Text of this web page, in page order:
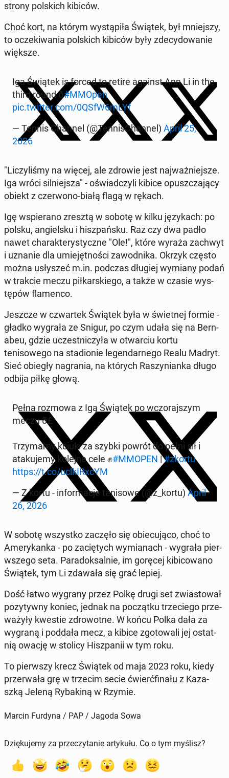
strony pol­s­kich kibiców.
Choć kort, na którym wys­tąpiła Świątek, był mniejszy,
to oczeki­wa­nia pol­s­kich kibiców były zde­cy­dowanie
większe.
Iga Świątek is forced to retire against Ann Li in the
third round ð#MMOpen
pic.twitter.com/0QSfW6mLYf
— Tennis Channel (@Ten­nis­Chan­nel) April 25,
2026
"Liczyliśmy na więcej, ale zdrowie jest na­jważniejsze.
Iga wróci sil­niejsza" - oświad­czyli kibice opuszcza­ją­cy
obiekt z cz­er­wono-białą flagą w rękach.
Igę wspier­a­no zresztą w sobotę w kilku językach: po
polsku, ang­iel­sku i hisz­pańsku. Raz czy dwa padło
nawet charak­terysty­czne "Ole!", które wyraża zachwyt
i uznanie dla umiejęt­noś­ci za­wod­ni­ka. Okrzyk często
można usłyszeć m.in. podczas długiej wymiany podań
w trakcie meczu piłkarskiego, a także w czasie wys­
tępów fla­men­co.
Jeszcze w czwartek Świątek była w świet­nej formie -
gładko wygrała ze Snigur, po czym udała się na Bern­
abeu, gdzie uczest­niczyła w ot­war­ciu kortu
tenisowego na sta­dion­ie leg­en­darnego Realu Madryt.
Sieć obiegły na­gra­nia, na których Raszy­ni­an­ka długo
odbija piłkę głową.
Pełna rozmowa z Igą Świątek po wc­zo­ra­jszym
meczu ð£️
Trzy­mamy kciuki za szybki powrót do pełni sił i
ataku­je­my kolejne cele ✊#MMOPEN |#zkortu
https://t.co/uclkIRx­cYM
— Z kortu - in­for­ma­c­je tenisowe (@z_kortu)April
26, 2026
W sobotę wszys­tko zaczęło się obiecu­ją­co, choć to
Amerykan­ka - po zacię­tych wymi­anach - wygrała pier­
wszego seta. Paradok­sal­nie, im goręcej kibi­cow­ano
Świątek, tym Li zdawała się grać lepiej.
Dość łatwo wygrany przez Polkę drugi set zwias­tował
pozy­ty­wny koniec, jednak na początku trze­ciego prze­
ważyły kwestie zdrowotne. W końcu Polka dała za
wygraną i poddała mecz, a kibice zgo­towali jej os­tat­
nią owację w stolicy Hisz­panii w tym roku.
To pier­wszy krecz Świątek od maja 2023 roku, kiedy
prz­er­wała grę w trzecim secie ćwierć­fi­nału z Kaza­
szką Jeleną Ry­bak­iną w Rzymie.
Marcin Furdyna / PAP / Jagoda Sowa
Dziękujemy za przeczytanie artykułu. Co o tym myślisz?